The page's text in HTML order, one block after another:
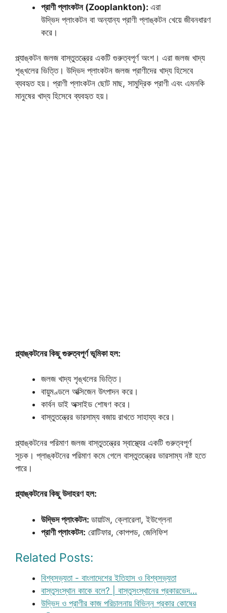
প্রাণী প্লাংকটন (Zooplankton): এরা
উদ্ভিদ প্লাংকটন বা অন্যান্য প্রাণী প্লাঙ্কটন খেয়ে জীবনধারণ
করে।
প্ল্যাঙ্কটন জলজ বাস্তুতন্ত্রের একটি গুরুত্বপূর্ণ অংশ। এরা জলজ খাদ্য
শৃঙ্খলের ভিত্তি। উদ্ভিদ প্লাংকটন জলজ প্রাণীদের খাদ্য হিসেবে
ব্যবহৃত হয়। প্রাণী প্লাংকটন ছোট মাছ, সামুদ্রিক প্রাণী এবং এমনকি
মানুষের খাদ্য হিসেবে ব্যবহৃত হয়।
প্ল্যাঙ্কটনের কিছু গুরুত্বপূর্ণ ভূমিকা হল:
জলজ খাদ্য শৃঙ্খলের ভিত্তি।
বায়ুমণ্ডলে অক্সিজেন উৎপাদন করে।
কার্বন ডাই অক্সাইড শোষণ করে।
বাস্তুতন্ত্রের ভারসাম্য বজায় রাখতে সাহায্য করে।
প্ল্যাঙ্কটনের পরিমাণ জলজ বাস্তুতন্ত্রের স্বাস্থ্যের একটি গুরুত্বপূর্ণ
সূচক। প্লাঙ্কটনের পরিমাণ কমে গেলে বাস্তুতন্ত্রের ভারসাম্য নষ্ট হতে
পারে।
প্ল্যাঙ্কটনের কিছু উদাহরণ হল:
উদ্ভিদ প্লাংকটন: ডায়াটম, ক্লোরেলা, ইউগ্লেনা
প্রাণী প্লাংকটন: রোটিফার, কোপপড, জেলিফিশ
Related Posts:
বিশ্বসভ্যতা - বাংলাদেশের ইতিহাস ও বিশ্বসভ্যতা
বাস্তুসংস্থান কাকে বলে? | বাস্তুসংস্থানের প্রকারভেদ…
উদ্ভিদ ও প্রাণীর কাজ পরিচালনায় বিভিন্ন প্রকার কোষের